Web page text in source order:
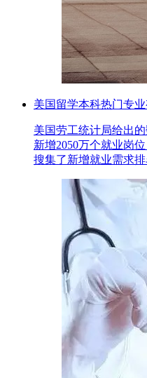
美国留学本科热门专
美国劳工统计局给出
新增2050万个就业岗
搜集了新增就业需求